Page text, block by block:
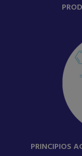
PRINCIPIOS